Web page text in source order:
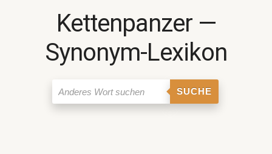
Kettenpanzer ―
Synonym-Lexikon
SUCHE